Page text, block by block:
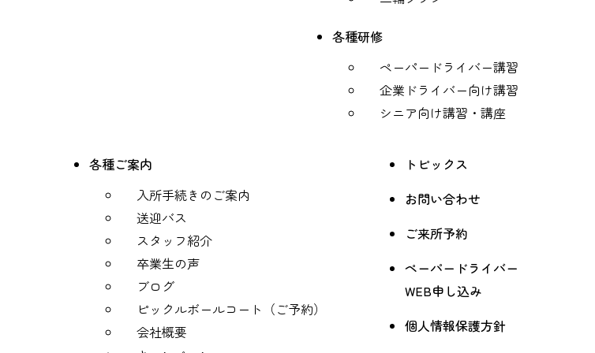
各種研修
ペーパードライバー講習
企業ドライバー向け講習
シニア向け講習・講座
各種ご案内
入所手続きのご案内
送迎バス
スタッフ紹介
卒業生の声
ブログ
ピックルボールコート（ご予約）
会社概要
トピックス
お問い合わせ
ご来所予約
ペーパードライバー
WEB申し込み
個人情報保護方針